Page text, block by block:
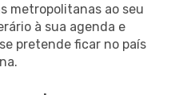
metropolitanas ao seu
à sua agenda e
pretende ficar no país